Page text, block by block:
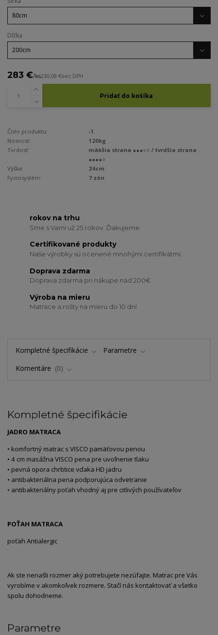
Dĺžka
283 €/ks230,08 €bez DPH
Pridať do košíka
Číslo produktu:
-1
Nosnosť:
120kg
Tvrdosť:
mäkšia strana ●●●○○ / tvrdšia strana
●●●●○
Výška:
24cm
Fyziosystém:
7 zón
rokov na trhu
Sme s Vami už 25 rokov. Ďakujeme.
Certifikované produkty
Naše výrobky sú ocenené mnohými certifikátmi.
Doprava zdarma
Doprava zdarma pri nákupe nad 200€
Výroba na mieru
Matrace a rošty na mieru do 10 dní
Kompletné špecifikácie
Parametre
Komentáre
0
Kompletné špecifikácie
JADRO MATRACA
• komfortný matrac s VISCO pamäťovou penou
• 4 cm masážna VISCO pena pre uvoľnenie tlaku
• pevná opora chrbtice vďaka HD jadru
• antibakteriálna pena podporujúca odvetranie
• antibakteriálny poťah vhodný aj pre citlivých používateľov
POŤAH MATRACA
poťah Antialergic
Ak ste nenašli rozmer aký potrebujete nezúfajte. Matrac pre Vás
vyrobíme v akomkoľvek rozmere. Stačí nás kontaktovať a všetko
spolu dohodneme.
Parametre